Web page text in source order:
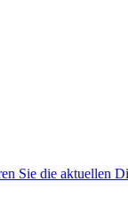
Sie die aktuellen